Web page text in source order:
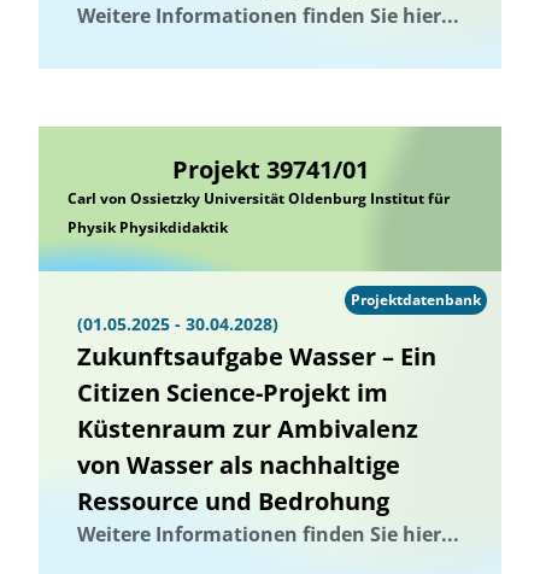
Weitere Informationen finden Sie hier...
Projekt 39741/01
Carl von Ossietzky Universität Oldenburg Institut für
Physik Physikdidaktik
(01.05.2025 - 30.04.2028)
Zukunftsaufgabe Wasser – Ein
Citizen Science-Projekt im
Küstenraum zur Ambivalenz
von Wasser als nachhaltige
Ressource und Bedrohung
Weitere Informationen finden Sie hier...
Projektdatenbank